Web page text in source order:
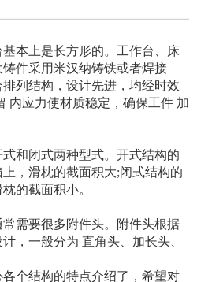
本上是长方形的。工作台、床
件采用米汉纳铸铁或者焊接
列结构，设计先进，均经时效
内应力使材质稳定，确保工件 加
闭式两种型式。开式结构的
，滑枕的截面积大;闭式结构的
的截面积小。
需要很多附件头。附件头根据
，一般分为 直角头、加长头、
个结构的特点介绍了，希望对